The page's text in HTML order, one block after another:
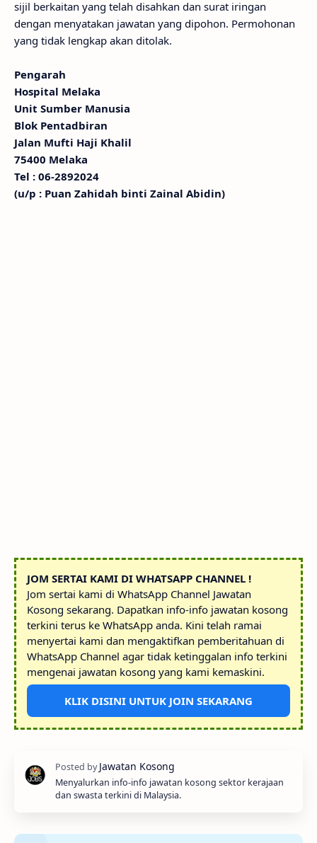
sijil berkaitan yang telah disahkan dan surat iringan
dengan menyatakan jawatan yang dipohon. Permohonan
yang tidak lengkap akan ditolak.
Pengarah
Hospital Melaka
Unit Sumber Manusia
Blok Pentadbiran
Jalan Mufti Haji Khalil
75400 Melaka
Tel : 06-2892024
(u/p : Puan Zahidah binti Zainal Abidin)
JOM SERTAI KAMI DI WHATSAPP CHANNEL !
Jom sertai kami di WhatsApp Channel Jawatan
Kosong sekarang. Dapatkan info-info jawatan kosong
terkini terus ke WhatsApp anda. Kini telah ramai
menyertai kami dan mengaktifkan pemberitahuan di
WhatsApp Channel agar tidak ketinggalan info terkini
mengenai jawatan kosong yang kami kemaskini.
KLIK DISINI UNTUK JOIN SEKARANG
Menyalurkan info-info jawatan kosong sektor kerajaan
dan swasta terkini di Malaysia.